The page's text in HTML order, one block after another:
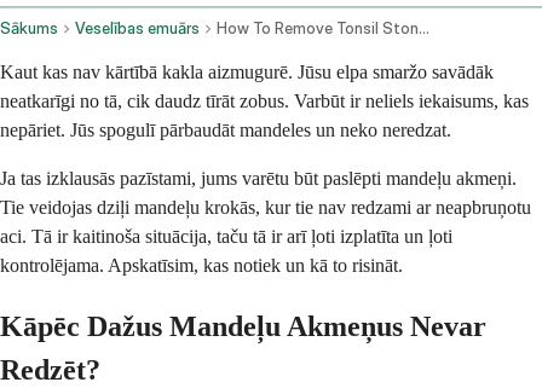
Sākums Veselības emuārs How To Remove Tonsil Stones You Cant See
Kaut kas nav kārtībā kakla aizmugurē. Jūsu elpa smaržo savādāk
neatkarīgi no tā, cik daudz tīrāt zobus. Varbūt ir neliels iekaisums, kas
nepāriet. Jūs spogulī pārbaudāt mandeles un neko neredzat.
Ja tas izklausās pazīstami, jums varētu būt paslēpti mandeļu akmeņi.
Tie veidojas dziļi mandeļu krokās, kur tie nav redzami ar neapbruņotu
aci. Tā ir kaitinoša situācija, taču tā ir arī ļoti izplatīta un ļoti
kontrolējama. Apskatīsim, kas notiek un kā to risināt.
Kāpēc Dažus Mandeļu Akmeņus Nevar
Redzēt?